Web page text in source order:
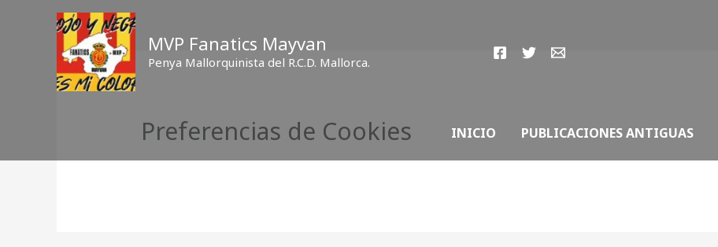
MVP Fanatics Mayvan
Penya Mallorquinista del R.C.D. Mallorca.
INICIO PUBLICACIONES ANTIGUAS
Preferencias de Cookies